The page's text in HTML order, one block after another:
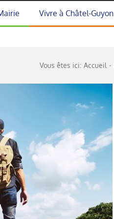
Vivre à Châtel-Guyon
Vous êtes ici: Accueil